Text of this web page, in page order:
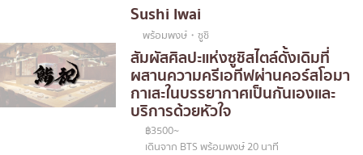
Sushi Iwai
พร้อมพงษ์・ซูชิ
สัมผัสศิลปะแห่งซูชิสไตล์ดั้งเดิมที่
ผสานความครีเอทีฟผ่านคอร์สโอมา
กาเสะในบรรยากาศเป็นกันเองและ
บริการด้วยหัวใจ
฿3500~
เดินจาก BTS พร้อมพงษ์ 20 นาที